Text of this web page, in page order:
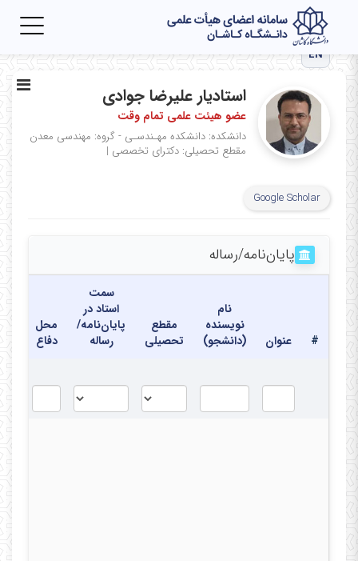
EN
استادیار علیرضا جوادی
عضو هیئت علمی تمام وقت
دانشکده: دانشکده مهـندسـی - گروه: مهندسی معدن
مقطع تحصیلی: دکترای تخصصی |
Google Scholar
پایان‌نامه‌/رساله
# عنوان
نام
نویسنده
(دانشجو)
مقطع
تحصیلی
سمت
استاد در
پایان‌نامه/
رساله
محل
دفاع